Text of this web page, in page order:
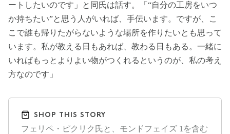
ートしたいのです」と同氏は話す。「“自分の工房をいつ
か持ちたい”と思う人がいれば、手伝います。ですが、こ
こで誰も帰りたがらないような場所を作りたいとも思って
います。私が教える日もあれば、教わる日もある。一緒に
いればもっとよりよい物がつくれるというのが、私の考え
方なのです」
SHOP THIS STORY
フェリペ・ピクリク氏と、モンドフェイズ 1を含む